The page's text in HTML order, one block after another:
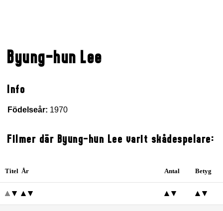
Byung-hun Lee
Info
Födelseår: 1970
Filmer där Byung-hun Lee varit skådespelare:
Titel År Antal Betyg